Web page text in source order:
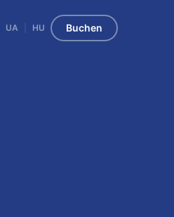
UA HU Buchen